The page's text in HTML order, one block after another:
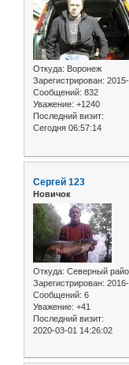
Откуда: Воронеж
Зарегистрирован:
Сообщений: 832
Уважение: +1240
Последний визит:
Сегодня 06:57:14
Сергей 123
Новичок
Откуда: Северный
Зарегистрирован:
Сообщений: 6
Уважение: +41
Последний визит:
2020-03-01 14:26:02